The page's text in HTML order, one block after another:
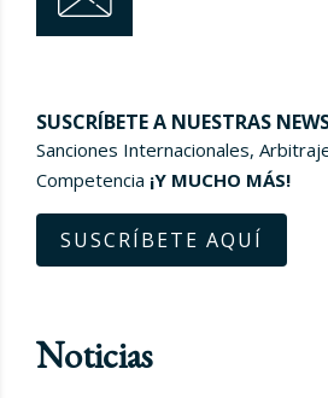
SUSCRÍBETE A NUESTRAS
Sanciones Internacionales,
Competencia ¡Y MUCHO MÁS!
SUSCRÍBETE AQUÍ
Noticias